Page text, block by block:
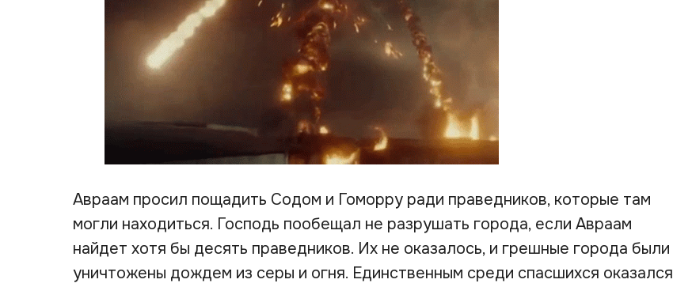
Авраам просил пощадить Содом и Гоморру ради праведников, которые там
могли находиться. Господь пообещал не разрушать города, если Авраам
найдет хотя бы десять праведников. Их не оказалось, и грешные города были
уничтожены дождем из серы и огня. Единственным среди спасшихся оказался